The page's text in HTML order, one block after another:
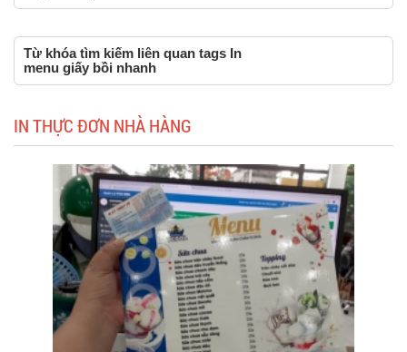
Từ khóa tìm kiếm liên quan tags In
menu giấy bồi nhanh
IN THỰC ĐƠN NHÀ HÀNG